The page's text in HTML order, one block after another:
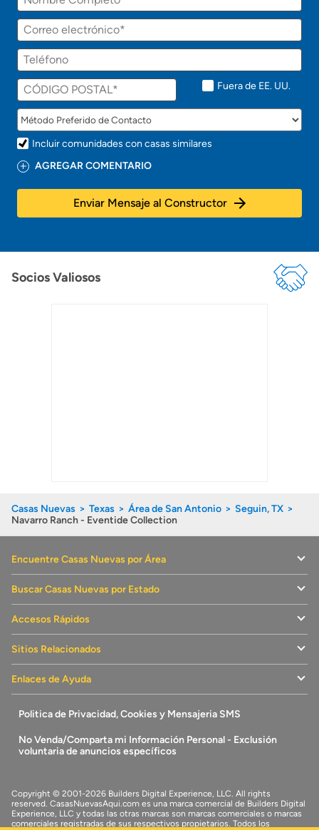
r
á
r
n
t
!
Correo
electrónico
Teléfono
Fuera de EE. UU.
Incluir comunidades con casas similares
AGREGAR COMENTARIO
Enviar Mensaje al Constructor
Socios Valiosos
Casas Nuevas Texas Área de San Antonio
Seguin, TX
Navarro Ranch - Eventide Collection
Encuentre Casas Nuevas por Área
Buscar Casas Nuevas por Estado
Accesos Rápidos
Sitios Relacionados
Enlaces de Ayuda
Politica de Privacidad, Cookies y Mensajeria SMS
No Venda/Comparta mi Información Personal - Exclusión
voluntaria de anuncios específicos
Copyright © 2001-2026 Builders Digital Experience, LLC. All rights
reserved. CasasNuevasAqui.com es una marca comercial de Builders Digital
Experience, LLC y todas las otras marcas son marcas comerciales o marcas
comerciales registradas de sus respectivos propietarios. Todos los